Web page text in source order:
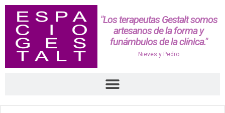
"Los terapeutas Gestalt somos
artesanos de la forma y
funámbulos de la clínica."
Nieves y Pedro